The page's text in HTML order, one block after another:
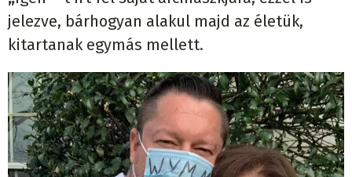
jelezve, bárhogyan alakul majd az életük,
kitartanak egymás mellett.